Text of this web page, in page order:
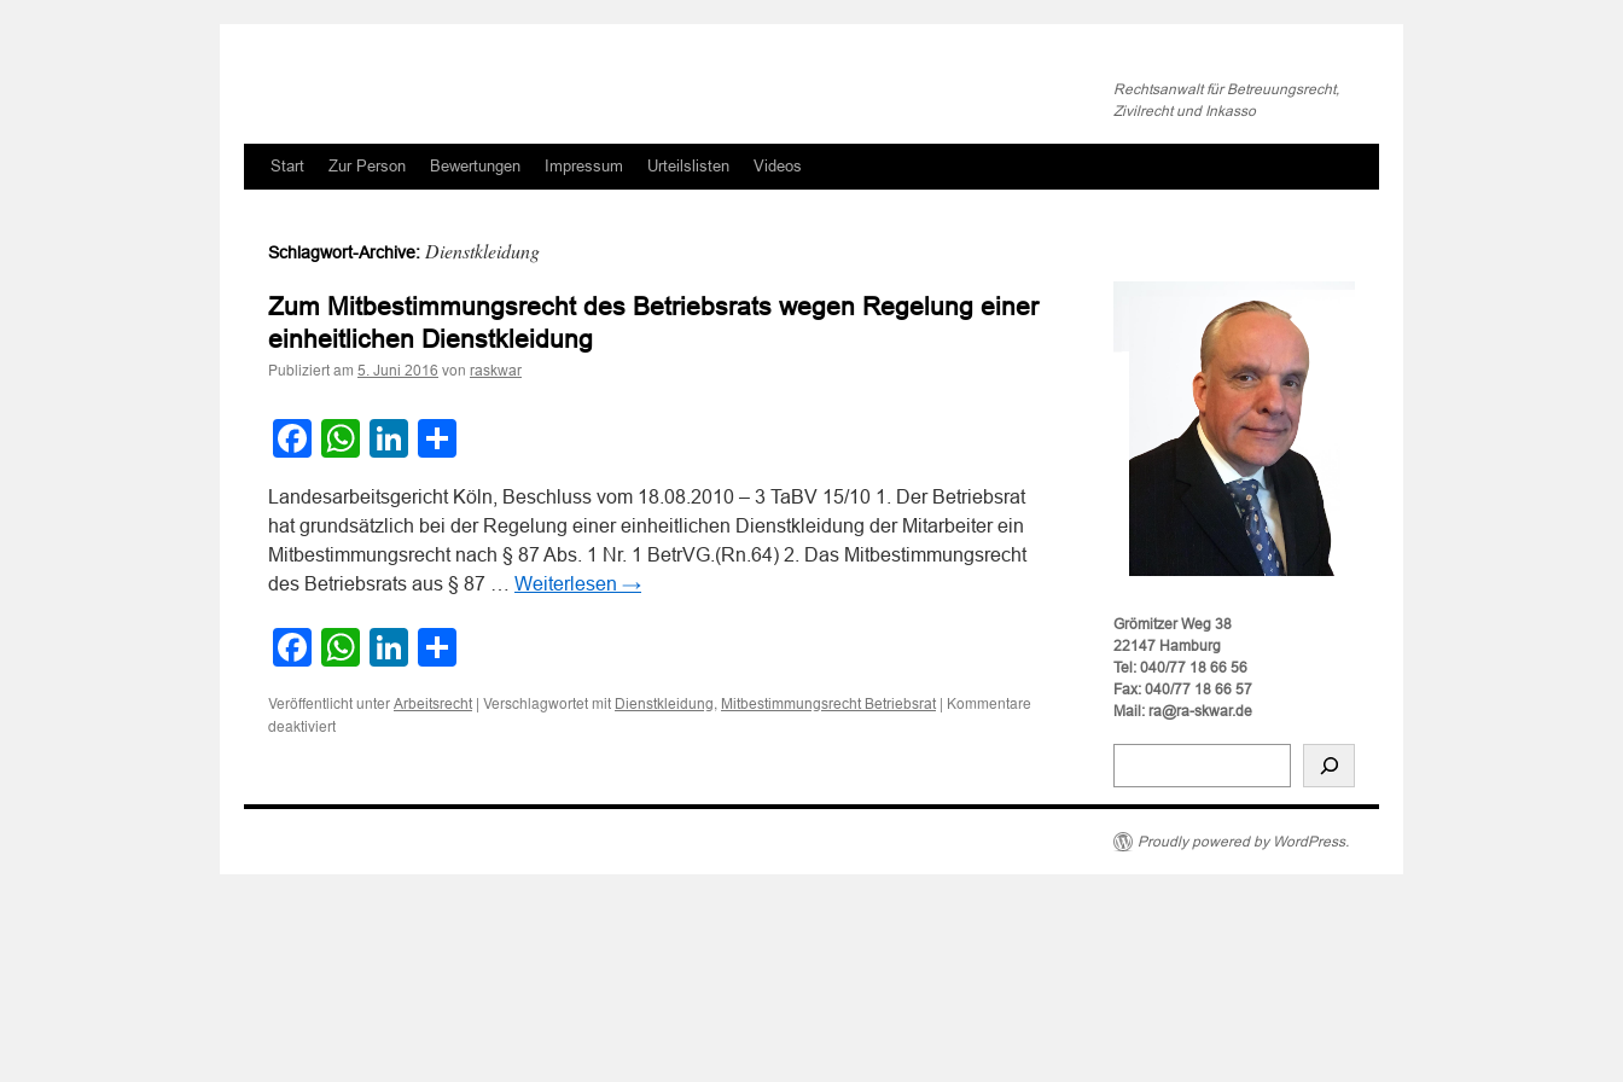
Rechtsanwalt für Betreuungsrecht,
Zivilrecht und Inkasso
Zum
springen
Start Zur Person Bewertungen Impressum Urteilslisten Videos
Schlagwort-Archive: Dienstkleidung
Zum Mitbestimmungsrecht des Betriebsrats wegen Regelung einer
einheitlichen Dienstkleidung
Publiziert am 5. Juni 2016 von raskwar
Facebook
WhatsApp
LinkedIn
Landesarbeitsgericht Köln, Beschluss vom 18.08.2010 – 3 TaBV 15/10 1. Der Betriebsrat
hat grundsätzlich bei der Regelung einer einheitlichen Dienstkleidung der Mitarbeiter ein
Mitbestimmungsrecht nach § 87 Abs. 1 Nr. 1 BetrVG.(Rn.64) 2. Das Mitbestimmungsrecht
des Betriebsrats aus § 87 … Weiterlesen →
Facebook
WhatsApp
LinkedIn
Veröffentlicht unter Arbeitsrecht | Verschlagwortet mit Dienstkleidung, Mitbestimmungsrecht Betriebsrat | Kommentare
deaktiviertfür
Betriebsrats
Grömitzer Weg 38
22147 Hamburg
Tel: 040/77 18 66 56
Fax: 040/77 18 66 57
Mail: ra@ra-skwar.de
Proudly powered by WordPress.